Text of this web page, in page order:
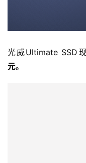
光威Ultimate SSD
元。